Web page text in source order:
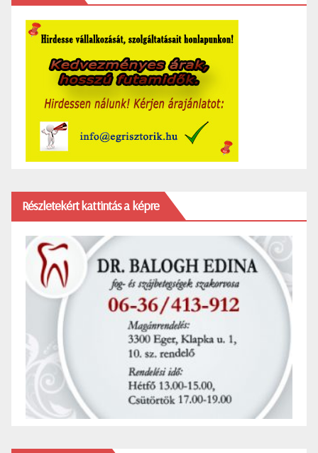
Részletekért kattintás a képre